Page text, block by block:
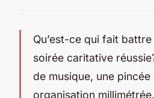
Qu’est-ce qui fait
soirée caritative
de musique, une pincée
organisation